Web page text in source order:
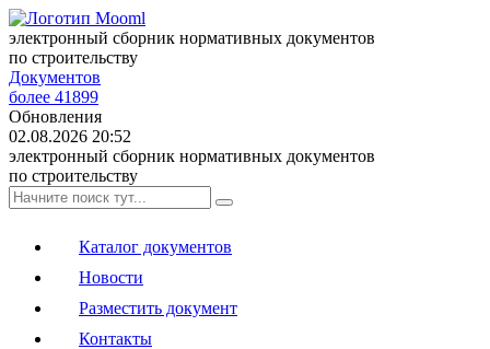
электронный сборник нормативных документов
по строительству
Документов
более 41899
Обновления
02.08.2026 20:52
электронный сборник нормативных документов
по строительству
Каталог документов
Новости
Разместить документ
Контакты